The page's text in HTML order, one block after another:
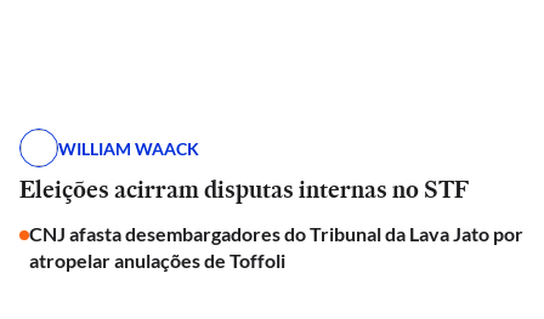
WILLIAM WAACK
Eleições acirram disputas internas no STF
CNJ afasta desembargadores do Tribunal da Lava Jato por
atropelar anulações de Toffoli